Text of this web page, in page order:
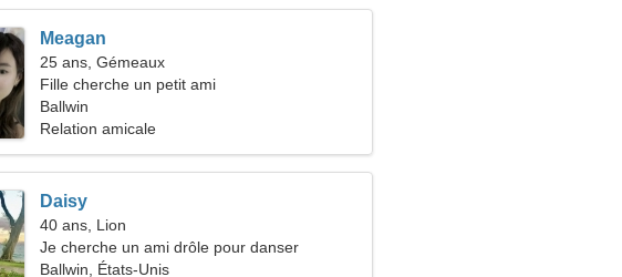
Meagan
25 ans, Gémeaux
Fille cherche un petit ami
Ballwin
Relation amicale
Daisy
40 ans, Lion
Je cherche un ami drôle pour danser
Ballwin, États-Unis